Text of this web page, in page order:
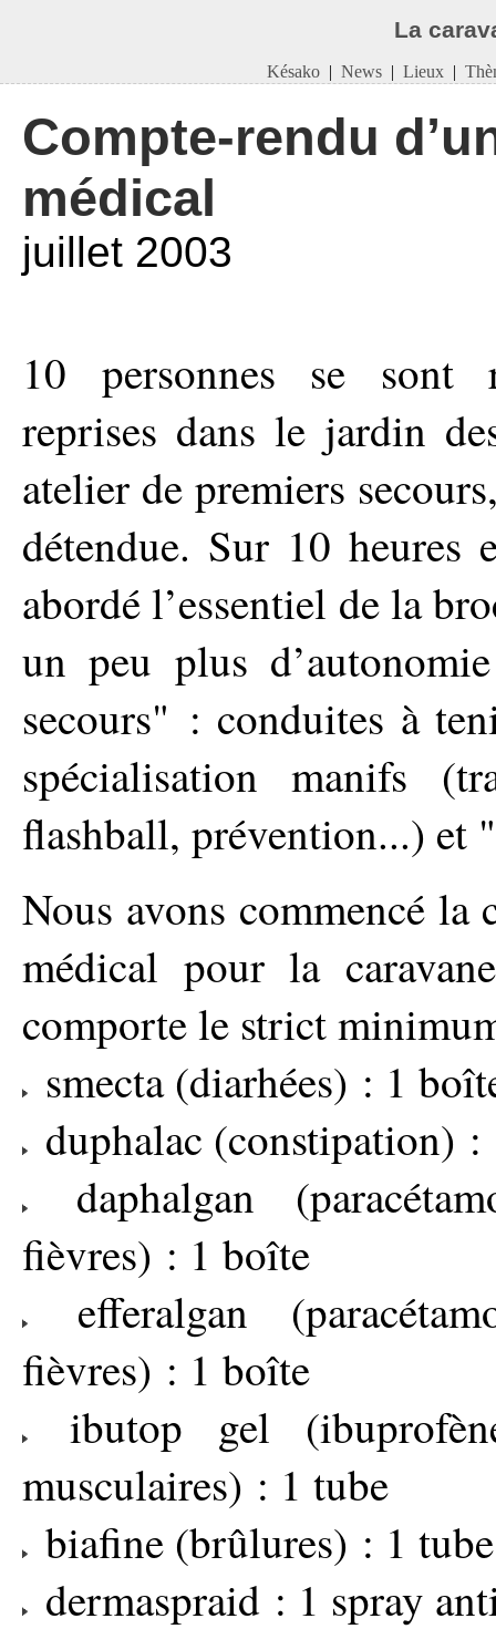
La
Késako | News | Lieux |
Compte-rendu
médical
juillet 2003
10 personnes se sont
reprises dans le jardin
atelier de premiers
détendue. Sur 10 heures
abordé l’essentiel de la
un peu plus
secours" : conduites à
spécialisation manifs
flashball, prévention...) et
Nous avons commencé
médical pour la
comporte le strict
smecta (diarhées) : 1
duphalac (constipation) :
daphalgan
fièvres) : 1 boîte
efferalgan
fièvres) : 1 boîte
ibutop gel
musculaires) : 1 tube
biafine (brûlures) : 1 tube
dermaspraid : 1 spray